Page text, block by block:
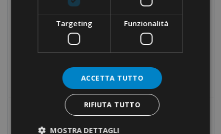
Prodotti fuori catalogo
I PIÙ RICERCATI
Targeting Funzionalità
ACCETTA TUTTO
RIFIUTA TUTTO
MOSTRA DETTAGLI